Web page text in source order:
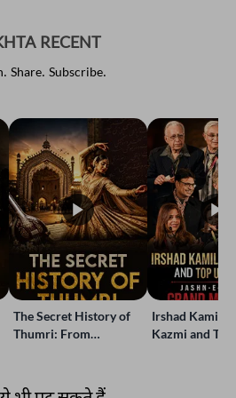
RECENT
Share. Subscribe.
The Secret History of
Thumri: From
Irshad Kamil,
Kazmi and